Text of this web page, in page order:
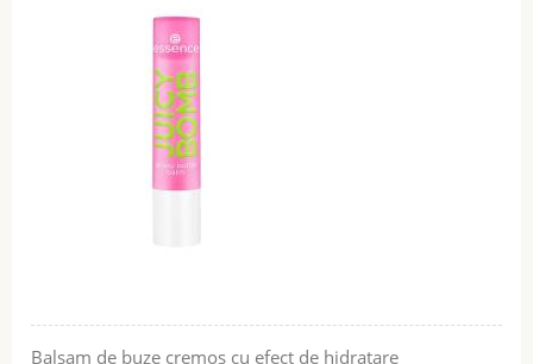
Balsam de buze cremos cu efect de hidratare